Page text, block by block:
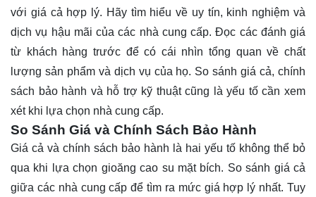
với giá cả hợp lý. Hãy tìm hiểu về uy tín, kinh nghiệm và
dịch vụ hậu mãi của các nhà cung cấp. Đọc các đánh giá
từ khách hàng trước để có cái nhìn tổng quan về chất
lượng sản phẩm và dịch vụ của họ. So sánh giá cả, chính
sách bảo hành và hỗ trợ kỹ thuật cũng là yếu tố cần xem
xét khi lựa chọn nhà cung cấp.
So Sánh Giá và Chính Sách Bảo Hành
Giá cả và chính sách bảo hành là hai yếu tố không thể bỏ
qua khi lựa chọn gioăng cao su mặt bích. So sánh giá cả
giữa các nhà cung cấp để tìm ra mức giá hợp lý nhất. Tuy